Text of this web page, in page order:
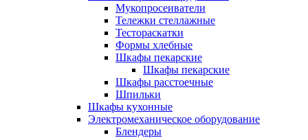
Мукопросеиватели
Тележки стеллажные
Тестораскатки
Формы хлебные
Шкафы пекарские
Шкафы пекарские
Шкафы расстоечные
Шпильки
Шкафы кухонные
Электромеханическое оборудование
Блендеры